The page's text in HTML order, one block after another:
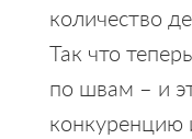
количество
Так что
по швам – и